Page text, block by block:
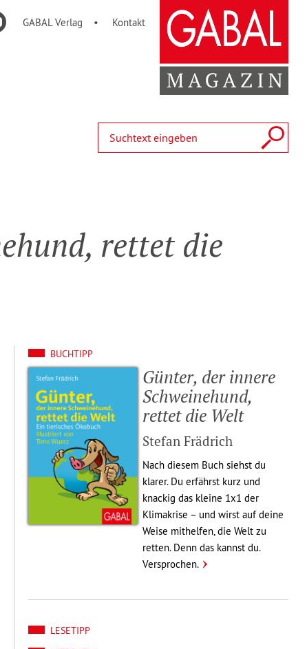
rettet die
rettet die
BUCHTIPP
Günter, der innere
Schwei­ne­hund,
rettet die Welt
Stefan Frädrich
Nach diesem Buch siehst du
klarer. Du erfährst kurz und
knackig das kleine 1x1 der
Klima­krise – und wirst auf deine
Weise mithelfen, die Welt zu
retten. Denn das kannst du.
Verspro­chen.
LESETIPP
GABAL Verlag Kontakt